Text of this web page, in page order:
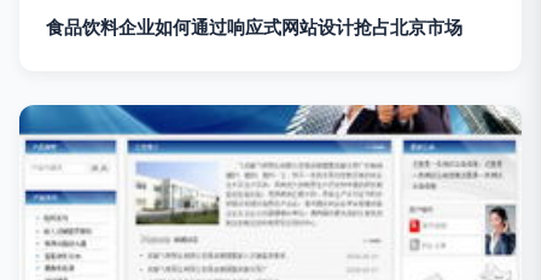
食品饮料企业如何通过响应式网站设计抢占北京市场